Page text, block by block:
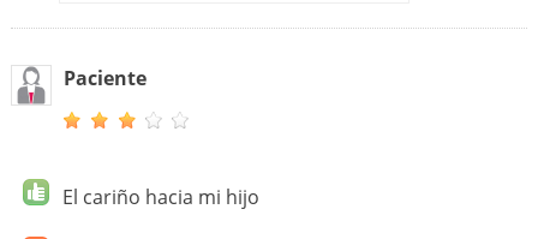
Paciente
El cariño hacia mi hijo